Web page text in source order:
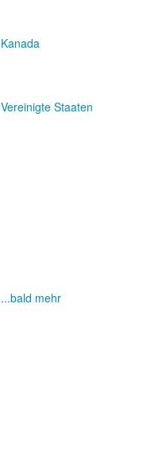
Kanada
Vereinigte Staaten
...bald mehr